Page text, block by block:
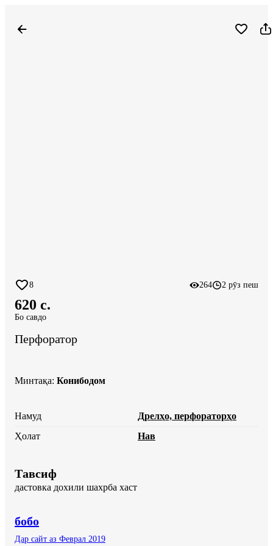
8 264 2 рӯз пеш
620 c.
Бо савдо
Перфоратор
Минтақа: Конибодом
Намуд
Дрелҳо, перфораторҳо
Ҳолат
Нав
Тавсиф
дастовка дохили шахрба хаст
бобо
Дар сайт аз Феврал 2019